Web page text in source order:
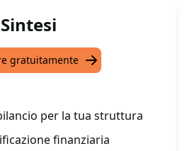
Sintesi
gratuitamente
per la tua struttura
finanziaria